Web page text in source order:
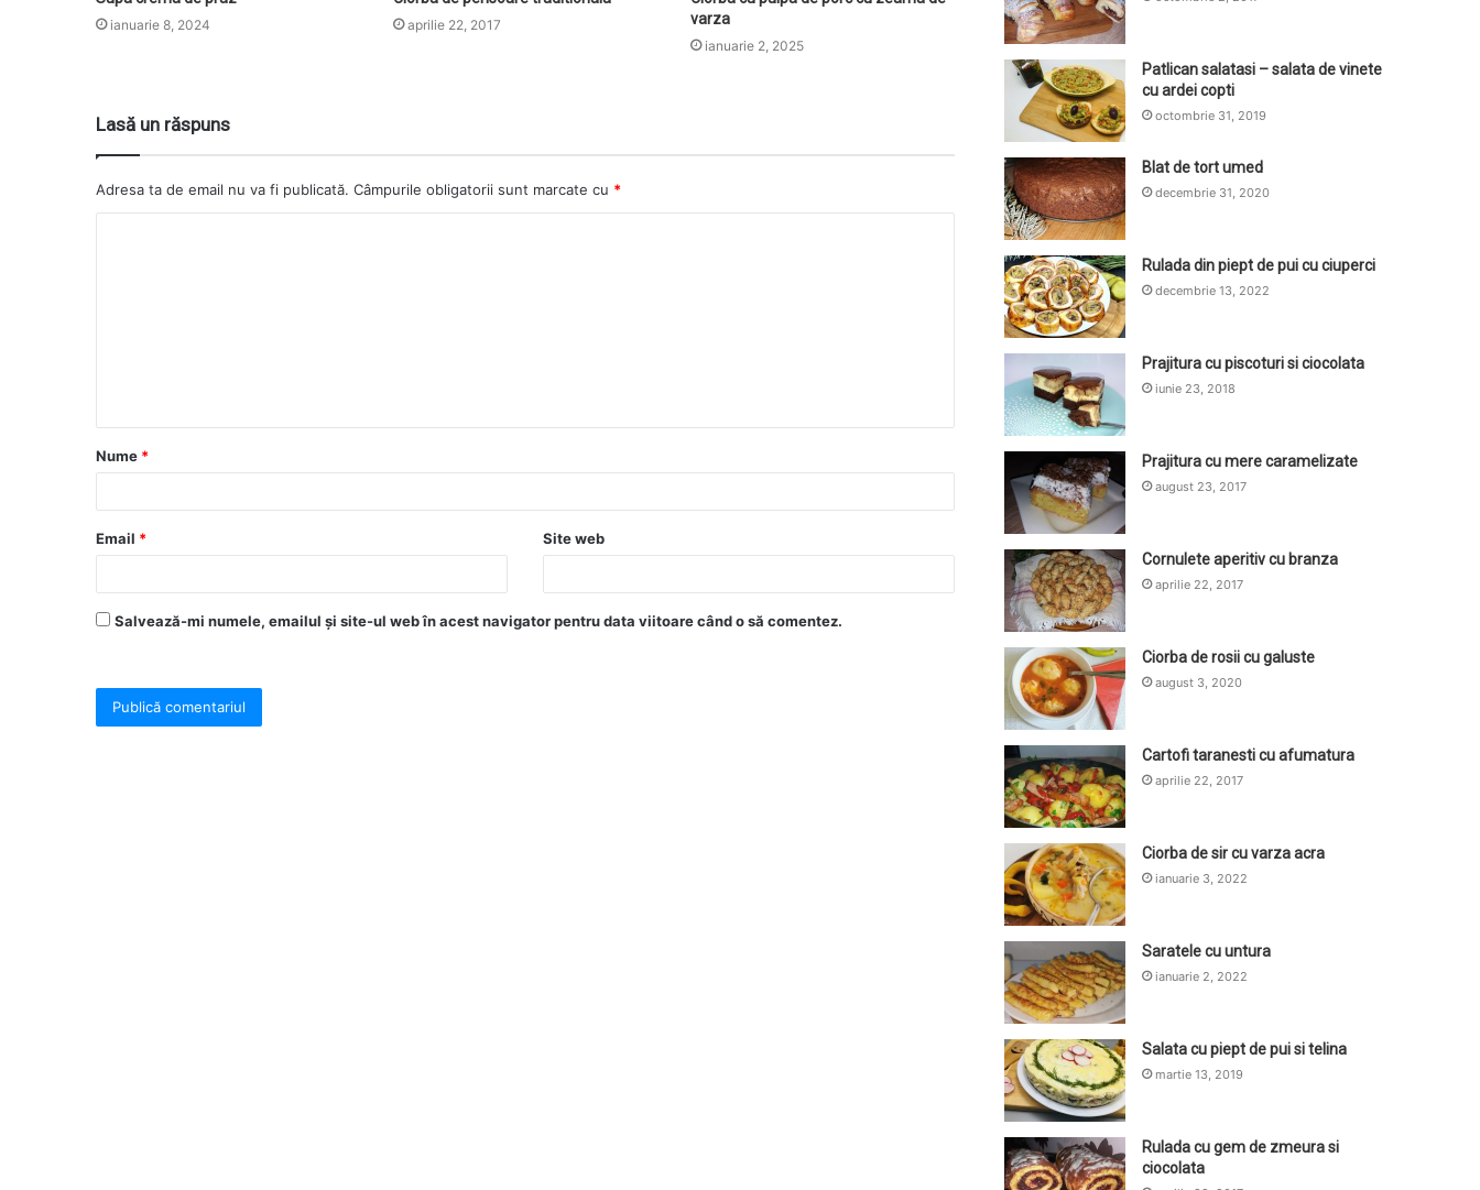
ianuarie 8, 2024 aprilie 22, 2017
varza
ianuarie 2, 2025
Lasă un răspuns
Adresa ta de email nu va fi publicată. Câmpurile obligatorii sunt marcate cu *
Nume *
Email * Site web
Salvează-mi numele, emailul și site-ul web în acest navigator pentru data viitoare când o să comentez.
Patlican salatasi – salata de vinete
cu ardei copti
octombrie 31, 2019
Blat de tort umed
decembrie 31, 2020
Rulada din piept de pui cu ciuperci
decembrie 13, 2022
Prajitura cu piscoturi si ciocolata
iunie 23, 2018
Prajitura cu mere caramelizate
august 23, 2017
Cornulete aperitiv cu branza
aprilie 22, 2017
Ciorba de rosii cu galuste
august 3, 2020
Cartofi taranesti cu afumatura
aprilie 22, 2017
Ciorba de sir cu varza acra
ianuarie 3, 2022
Saratele cu untura
ianuarie 2, 2022
Salata cu piept de pui si telina
martie 13, 2019
Rulada cu gem de zmeura si
ciocolata